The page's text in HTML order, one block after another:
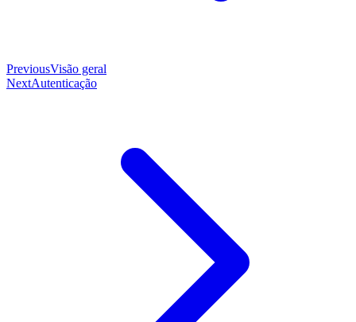
PreviousVisão geral
NextAutenticação